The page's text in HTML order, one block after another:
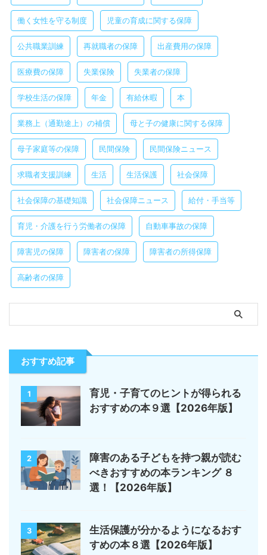
働く女性を守る制度 児童の育成に関する保障
公共職業訓練 再就職者の保障 出産費用の保障
医療費の保障 失業保険 失業者の保障
学校生活の保障 年金 有給休暇 本
業務上（通勤途上）の補償 母と子の健康に関する保障
母子家庭等の保障 民間保険 民間保険ニュース
求職者支援訓練 生活 生活保護 社会保障
社会保障の基礎知識 社会保障ニュース 給付・手当等
育児・介護を行う労働者の保障 自動車事故の保障
障害児の保障 障害者の保障 障害者の所得保障
高齢者の保障
おすすめ記事
1
育児・子育てのヒントが得られる
おすすめの本９選【2026年版】
2
障害のある子どもを持つ親が読む
べきおすすめの本ランキング ８
選！【2026年版】
3
生活保護が分かるようになるおす
すめの本８選【2026年版】